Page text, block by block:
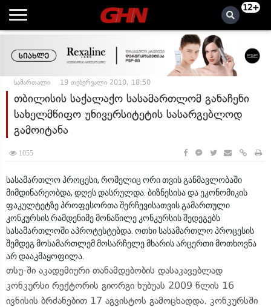
12+
სამართალი 19 თებერვალი 2010, 18:50
თბილისის საქალაქო სასამართლომ განაჩენი
სახელმწიფო უნივერსიტეტის სასარგებლოდ
გამოიტანა
1055
სასამართლო პროცესი, რომელიც ორი თვის განმავლობაში
მიმდინარეობდა, დღეს დასრულდა. ბიზნესისა და ეკონომიკის
ფაკულტეტზე პროფესორთა შერჩევისათვის გამართული
კონკურსის რამდენიმე მონაწილე კონკურსის შედეგებს
სასამართლოში აპროტესტებდა. ოთხი სასამართლო პროცესის
შემდეგ მოსამართლემ მოსარჩელე მხარის არცერთი მოთხოვნა
არ დააკმაყოფილა.
თსუ-ში აკადემიური თანამდებობის დასაკავებლად
კონკურსი რექტორის გიორგი ხუბუას 2009 წლის 16
ივნისის ბრძანებით 17 აგვისტოს გამოცხადდა. კონკურსში